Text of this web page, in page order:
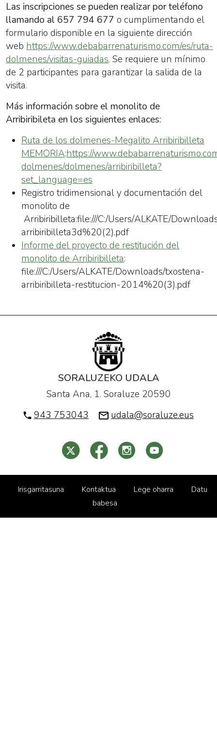
Las inscripciones se pueden realizar por teléfono
llamando al 657 794 677 o cumplimentando el
formulario disponible en la siguiente dirección
web https://www.debabarrenaturismo.com/es/ruta-
dolmenes/visitas-guiadas. Se requiere un mínimo
de 2 participantes para garantizar la salida de la
visita.
Más información sobre el monolito de
Arribiribileta en los siguientes enlaces:
Ruta de los dolmenes-Megalito Arribiribilleta
MEMORIA:https://
dolmenes/dolmenes/arribiribilleta?
set_language=es
Registro tridimensional y documentación del
monolito de
Arribiribilleta:file:///C:/Users/ALKATE/
arribiribilleta3d%20(2).pdf
Informe del proyecto de restitución del
monolito de Arribiribilleta:
file:///C:/Users/ALKATE/Downloads/txostena-
arribiribilleta-restitucion-2014%20(3).pdf
SORALUZEKO UDALA
Santa Ana, 1. Soraluze 20590
943 753043
udala@soraluze.eus
Irisgarritasuna Kontaktua Lege oharra
Datu
babesa